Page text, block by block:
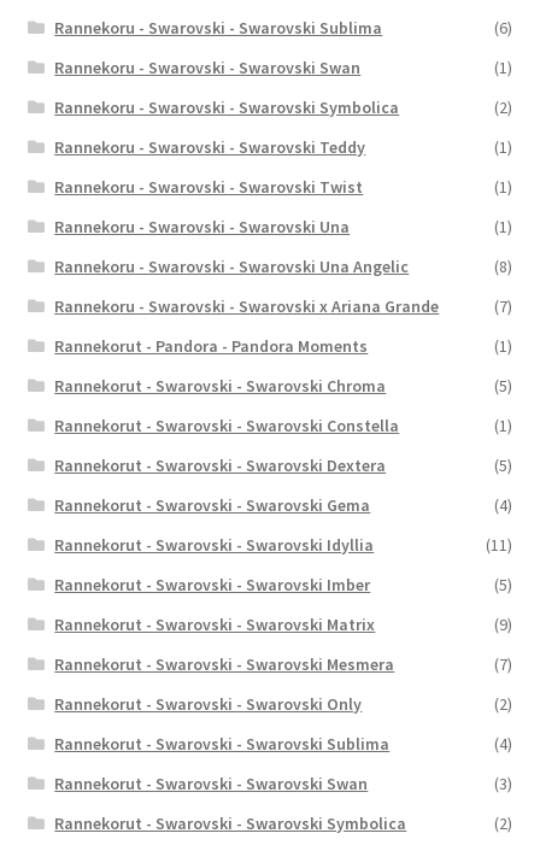
Rannekoru - Swarovski - Swarovski Sublima
(6)
Rannekoru - Swarovski - Swarovski Swan
(1)
Rannekoru - Swarovski - Swarovski Symbolica
(2)
Rannekoru - Swarovski - Swarovski Teddy
(1)
Rannekoru - Swarovski - Swarovski Twist
(1)
Rannekoru - Swarovski - Swarovski Una
(1)
Rannekoru - Swarovski - Swarovski Una Angelic
(8)
Rannekoru - Swarovski - Swarovski x Ariana Grande
(7)
Rannekorut - Pandora - Pandora Moments
(1)
Rannekorut - Swarovski - Swarovski Chroma
(5)
Rannekorut - Swarovski - Swarovski Constella
(1)
Rannekorut - Swarovski - Swarovski Dextera
(5)
Rannekorut - Swarovski - Swarovski Gema
(4)
Rannekorut - Swarovski - Swarovski Idyllia
(11)
Rannekorut - Swarovski - Swarovski Imber
(5)
Rannekorut - Swarovski - Swarovski Matrix
(9)
Rannekorut - Swarovski - Swarovski Mesmera
(7)
Rannekorut - Swarovski - Swarovski Only
(2)
Rannekorut - Swarovski - Swarovski Sublima
(4)
Rannekorut - Swarovski - Swarovski Swan
(3)
Rannekorut - Swarovski - Swarovski Symbolica
(2)